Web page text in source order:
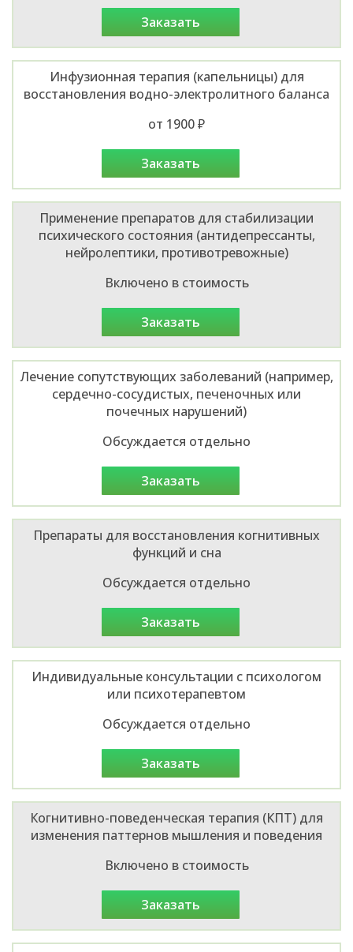
заказать
Инфузионная терапия (капельницы) для
восстановления водно-электролитного баланса
от 1900 ₽
заказать
Применение препаратов для стабилизации
психического состояния (антидепрессанты,
нейролептики, противотревожные)
Включено в стоимость
заказать
Лечение сопутствующих заболеваний (например,
сердечно-сосудистых, печеночных или
почечных нарушений)
Обсуждается отдельно
заказать
Препараты для восстановления когнитивных
функций и сна
Обсуждается отдельно
заказать
Индивидуальные консультации с психологом
или психотерапевтом
Обсуждается отдельно
заказать
Когнитивно-поведенческая терапия (КПТ) для
изменения паттернов мышления и поведения
Включено в стоимость
заказать